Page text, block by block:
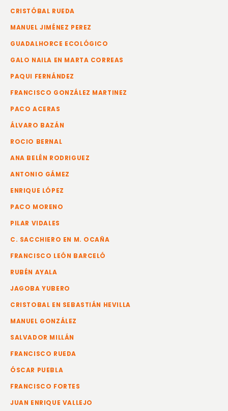
CRISTÓBAL RUEDA
MANUEL JIMÉNEZ PEREZ
GUADALHORCE ECOLÓGICO
GALO NAILA EN MARTA CORREAS
PAQUI FERNÁNDEZ
FRANCISCO GONZÁLEZ MARTINEZ
PACO ACERAS
ÁLVARO BAZÁN
ROCIO BERNAL
ANA BELÉN RODRIGUEZ
ANTONIO GÁMEZ
ENRIQUE LÓPEZ
PACO MORENO
PILAR VIDALES
C. SACCHIERO EN M. OCAÑA
FRANCISCO LEÓN BARCELÓ
RUBÉN AYALA
JAGOBA YUBERO
CRISTOBAL EN SEBASTIÁN HEVILLA
MANUEL GONZÁLEZ
SALVADOR MILLÁN
FRANCISCO RUEDA
ÓSCAR PUEBLA
FRANCISCO FORTES
JUAN ENRIQUE VALLEJO